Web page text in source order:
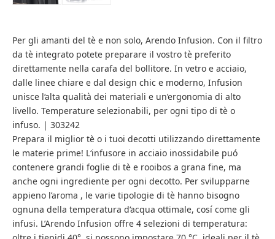
Per gli amanti del tè e non solo, Arendo Infusion. Con il filtro
da tè integrato potete preparare il vostro tè preferito
direttamente nella carafa del bollitore. In vetro e acciaio,
dalle linee chiare e dal design chic e moderno, Infusion
unisce l‘alta qualità dei materiali e un’ergonomia di alto
livello. Temperature selezionabili, per ogni tipo di tè o
infuso. | 303242
Prepara il miglior tè o i tuoi decotti utilizzando direttamente
le materie prime! L‘infusore in acciaio inossidabile puó
contenere grandi foglie di tè e rooibos a grana fine, ma
anche ogni ingrediente per ogni decotto. Per svilupparne
appieno l’aroma , le varie tipologie di tè hanno bisogno
ognuna della temperatura d‘acqua ottimale, cosí come gli
infusi. L’Arendo Infusion offre 4 selezioni di temperatura: